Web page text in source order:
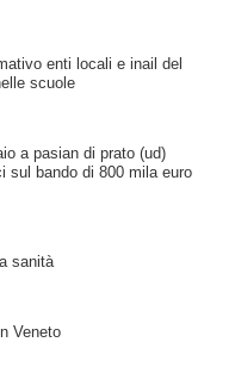
enti locali e inail del
scuole
a pasian di prato (ud)
sul bando di 800 mila euro
sanità
Veneto